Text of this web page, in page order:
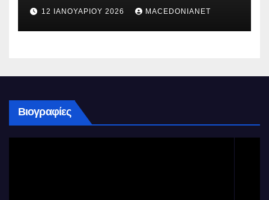
12 ΙΑΝΟΥΑΡΊΟΥ 2026 MACEDONIANET
Βιογραφίες